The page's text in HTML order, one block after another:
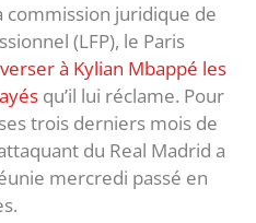
commission juridique de
(LFP), le Paris
verser à Kylian Mbappé les
qu’il lui réclame. Pour
trois derniers mois de
du Real Madrid a
mercredi passé en